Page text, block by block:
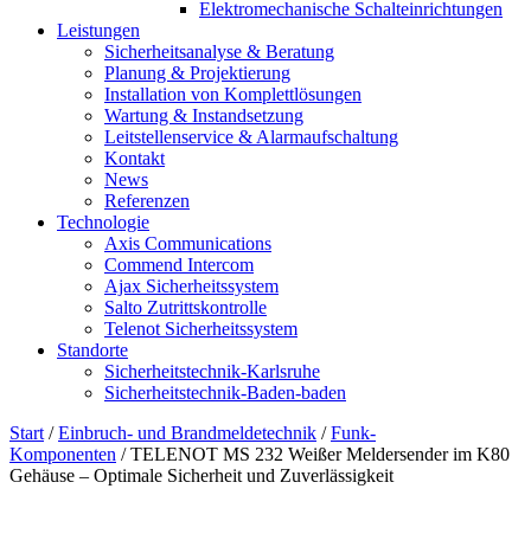
Elektromechanische Schalteinrichtungen
Leistungen
Sicherheitsanalyse & Beratung
Planung & Projektierung​
Installation von Komplettlösungen
Wartung & Instandsetzung
Leitstellenservice & Alarmaufschaltung
Kontakt
News
Referenzen
Technologie
Axis Communications
Commend Intercom
Ajax Sicherheitssystem​
Salto Zutrittskontrolle
Telenot Sicherheitssystem
Standorte
Sicherheitstechnik-Karlsruhe
Sicherheitstechnik-Baden-baden
Start /Einbruch- und Brandmeldetechnik /Funk-
Komponenten / TELENOT MS 232 Weißer Meldersender im K80
Gehäuse – Optimale Sicherheit und Zuverlässigkeit